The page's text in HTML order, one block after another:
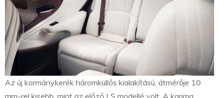
Az új kormánykerék háromküllős kialakítású, átmérője 10
mm-rel kisebb, mint az előző LS modellé volt. A karima